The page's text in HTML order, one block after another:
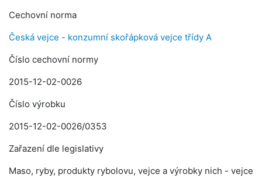
Cechovní norma
Česká vejce - konzumní skořápková vejce třídy A
Číslo cechovní normy
2015-12-02-0026
Číslo výrobku
2015-12-02-0026/0353
Zařazení dle legislativy
Maso, ryby, produkty rybolovu, vejce a výrobky nich - vejce